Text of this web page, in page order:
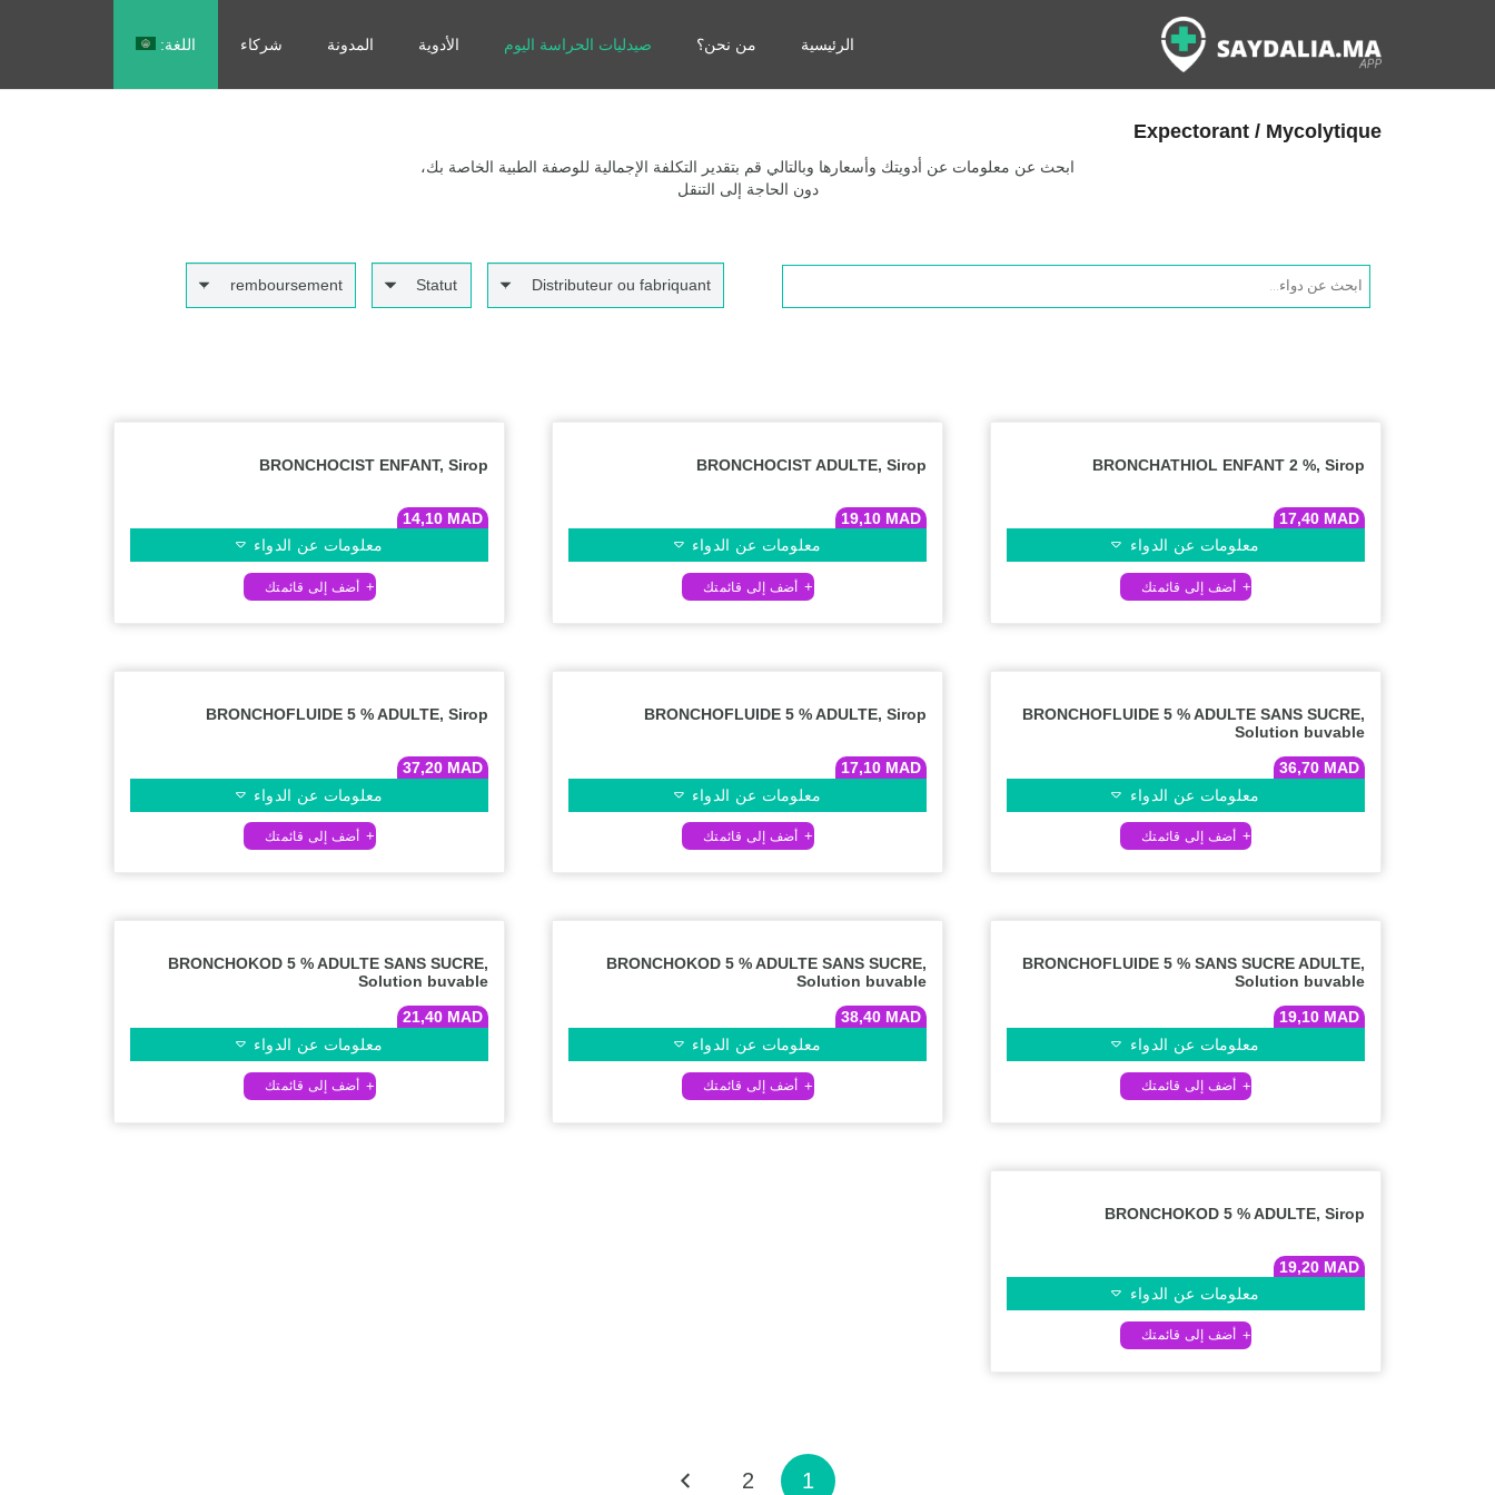
الرئيسية من نحن؟ صيدليات الحراسة اليوم الأدوية المدونة شركاء اللغة:
Expectorant / Mycolytique
ابحث عن معلومات عن أدويتك وأسعارها وبالتالي قم بتقدير التكلفة الإجمالية للوصفة الطبية الخاصة بك،
دون الحاجة إلى التنقل
Products
search
Distributeur ou fabriquant
Statut
remboursement
BRONCHATHIOL ENFANT 2 %, Sirop
17,40 MAD
معلومات عن الدواء
BRONCHOCIST ADULTE, Sirop
19,10 MAD
معلومات عن الدواء
BRONCHOCIST ENFANT, Sirop
14,10 MAD
معلومات عن الدواء
BRONCHOFLUIDE 5 % ADULTE SANS SUCRE,
Solution buvable
36,70 MAD
معلومات عن الدواء
BRONCHOFLUIDE 5 % ADULTE, Sirop
17,10 MAD
معلومات عن الدواء
BRONCHOFLUIDE 5 % ADULTE, Sirop
37,20 MAD
معلومات عن الدواء
BRONCHOFLUIDE 5 % SANS SUCRE ADULTE,
Solution buvable
19,10 MAD
معلومات عن الدواء
BRONCHOKOD 5 % ADULTE SANS SUCRE,
Solution buvable
38,40 MAD
معلومات عن الدواء
BRONCHOKOD 5 % ADULTE SANS SUCRE,
Solution buvable
21,40 MAD
معلومات عن الدواء
BRONCHOKOD 5 % ADULTE, Sirop
19,20 MAD
معلومات عن الدواء
1
2